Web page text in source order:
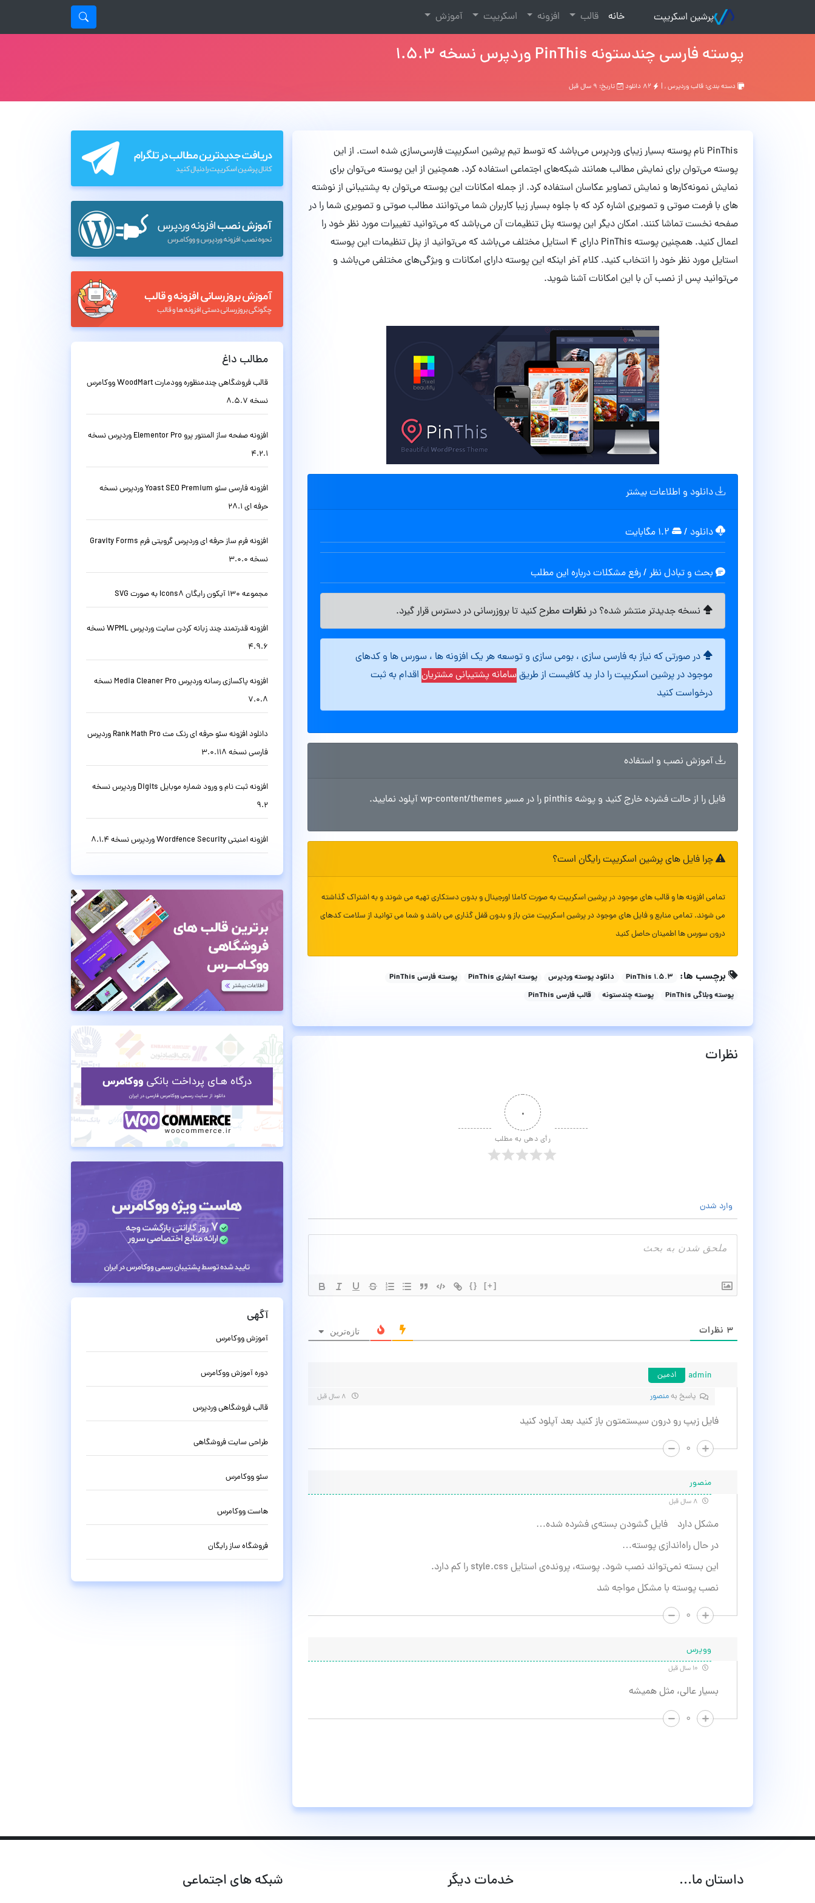
پرشین اسکریپت خانه
(current) قالب افزونه اسکریپت آموزش
پوسته فارسی چندستونه PinThis وردپرس نسخه 1.5.3
دسته بندی: قالب وردپرس, | ۸۲ دانلود تاریخ: ۹ سال قبل
PinThis نام پوسته بسیار زیبای وردپرس می‌باشد که توسط تیم پرشین اسکریپت فارسی‌سازی شده است. از این
پوسته می‌توان برای نمایش مطالب همانند شبکه‌های اجتماعی استفاده کرد. همچنین از این پوسته می‌توان برای
نمایش نمونه‌کارها و نمایش تصاویر عکاسان استفاده کرد. از جمله امکانات این پوسته می‌توان به پشتیبانی از نوشته
های با فرمت صوتی و تصویری اشاره کرد که با جلوه بسیار زیبا کاربران شما می‌توانند مطالب صوتی و تصویری شما را در
صفحه نخست تماشا کنند. امکان دیگر این پوسته پنل تنظیمات آن می‌باشد که می‌توانید تغییرات مورد نظر خود را
اعمال کنید. همچنین پوسته PinThis دارای 4 استایل مختلف می‌باشد که می‌توانید از پنل تنظیمات این پوسته
استایل مورد نظر خود را انتخاب کنید. کلام آخر اینکه این پوسته دارای امکانات و ویژگی‌های مختلفی می‌باشد و
می‌توانید پس از نصب آن با این امکانات آشنا شوید.
دانلود و اطلاعات بیشتر
دانلود /
بحث و تبادل نظر / رفع مشکلات درباره این مطلب
نسخه جدیدتر منتشر شده؟ درنظراتمطرح کنید تا بروزرسانی در دسترس قرار گیرد.
در صورتی که نیاز به فارسی سازی ، بومی سازی و توسعه هر یک افزونه ها ، سورس ها و کدهای
موجود در پرشین اسکریپت را دار ید کافیست از طریقسامانه پشتیبانی مشتریان اقدام به ثبت
درخواست کنید
آموزش نصب و استفاده
فایل را از حالت فشرده خارج کنید و پوشه pinthis را در مسیر wp-content/themes آپلود نمایید.
چرا فایل های پرشین اسکریپت رایگان است؟
تمامی افزونه ها و قالب های موجود در پرشین اسکریپت به صورت کاملا اورجینال و بدون دستکاری تهیه می شوند و به اشتراک گذاشته
می شوند. تمامی منابع و فایل های موجود در پرشین اسکریپت متن باز و بدون قفل گذاری می باشد و شما می توانید از سلامت کدهای
درون سورس ها اطمینان حاصل کنید
برچسب ها: PinThis 1.5.3 دانلود پوسته وردپرس پوسته آبشاری PinThis
پوسته فارسی PinThis
پوسته وبلاگی PinThis
پوسته چندستونه قالب فارسی PinThis
نظرات
۰
رأی دهی به مطلب
وارد شدن
{} [+]
۳ نظرات تازه‌ترین
admin
ادمین
پاسخ بهمنصور
فایل زیپ رو درون سیستمتون باز کنید بعد آپلود کنید
۰
منصور
مشکل دارد فایل گشودن بسته‌ی فشرده شده…
در حال راه‌اندازی پوسته…
این بسته نمی‌تواند نصب شود. پوسته، پرونده‌ی استایل style.css را کم دارد.
نصب پوسته با مشکل مواجه شد
۰
ووپرس
بسیار عالی، مثل همیشه
۰
مطالب داغ
قالب فروشگاهی چندمنظوره وودمارت WoodMart ووکامرس
نسخه 8.5.7
افزونه صفحه ساز المنتور پرو Elementor Pro وردپرس نسخه
4.2.1
افزونه فارسی سئو Yoast SEO Premium وردپرس نسخه
حرفه ای 28.1
افزونه فرم ساز حرفه ای وردپرس گرویتی فرم Gravity Forms
نسخه 3.0.0
مجموعه 130 آیکون رایگان Icons8 به صورت SVG
افزونه قدرتمند چند زبانه کردن سایت وردپرس WPML نسخه
4.9.6
افزونه پاکسازی رسانه وردپرس Media Cleaner Pro نسخه
7.0.8
دانلود افزونه سئو حرفه ای رنک مث Rank Math Pro وردپرس
فارسی نسخه 3.0.118
افزونه ثبت نام و ورود شماره موبایل Digits وردپرس نسخه
9.2
افزونه امنیتی Wordfence Security وردپرس نسخه 8.1.4
آگهی
آموزش ووکامرس
دوره آموزش ووکامرس
قالب فروشگاهی وردپرس
طراحی سایت فروشگاهی
سئو ووکامرس
هاست ووکامرس
فروشگاه ساز رایگان
داستان ما... خدمات دیگر شبکه های اجتماعی